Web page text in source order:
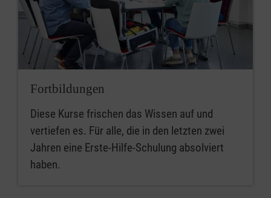
Fortbildungen
Diese Kurse frischen das Wissen auf und
vertiefen es. Für alle, die in den letzten zwei
Jahren eine Erste-Hilfe-Schulung absolviert
haben.